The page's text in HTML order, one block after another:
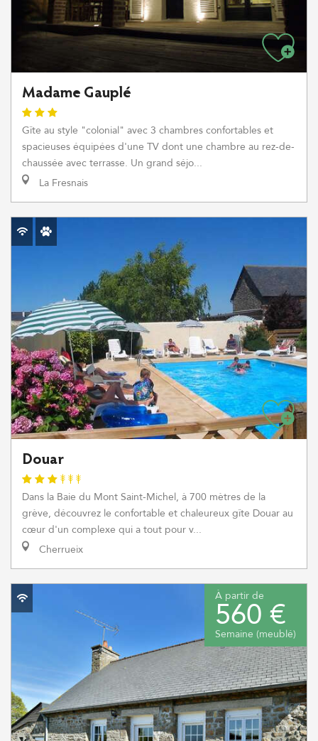
Madame Gauplé
Gîte au style "colonial" avec 3 chambres confortables et
spacieuses équipées d'une TV dont une chambre au rez-de-
chaussée avec terrasse. Un grand séjo...
La Fresnais
Douar
Dans la Baie du Mont Saint-Michel, à 700 mètres de la
grève, découvrez le confortable et chaleureux gîte Douar au
cœur d'un complexe qui a tout pour v...
Cherrueix
À partir de
560 €
Semaine (meublé)